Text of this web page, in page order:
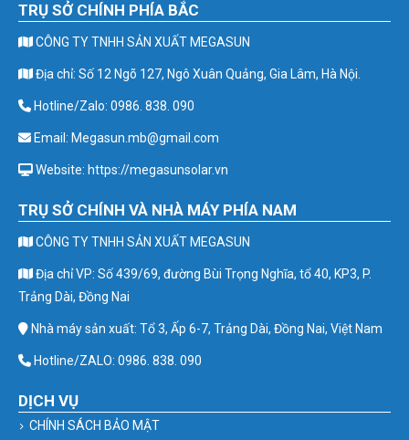
TRỤ SỞ CHÍNH PHÍA BẮC
CÔNG TY TNHH SẢN XUẤT MEGASUN
Địa chỉ: Số 12 Ngõ 127, Ngô Xuân Quảng, Gia Lâm, Hà Nội.
Hotline/Zalo: 0986. 838. 090
Email: Megasun.mb@gmail.com
Website: https://megasunsolar.vn
TRỤ SỞ CHÍNH VÀ NHÀ MÁY PHÍA NAM
CÔNG TY TNHH SẢN XUẤT MEGASUN
Địa chỉ VP: Số 439/69, đường Bùi Trọng Nghĩa, tổ 40, KP3, P.
Trảng Dài, Đồng Nai
Nhà máy sản xuất: Tổ 3, Ấp 6-7, Trảng Dài, Đồng Nai, Việt Nam
Hotline/ZALO: 0986. 838. 090
DỊCH VỤ
CHÍNH SÁCH BẢO MẬT